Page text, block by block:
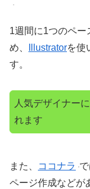
1週間に1つのペー
め、
Illustratorを使
す。
人気デザイナー
れます
また、 ココナラ
ページ作成などが